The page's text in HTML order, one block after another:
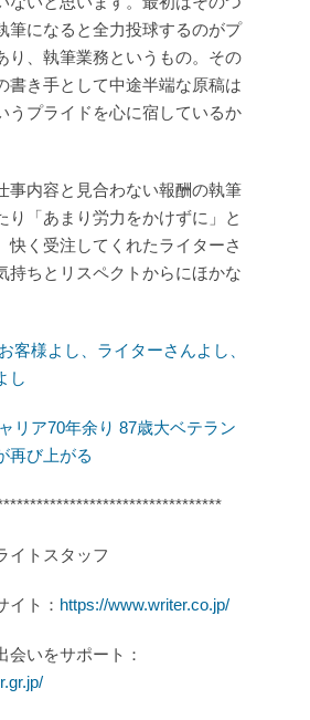
筆になると全力投球するのがプ
り、執筆業務というもの。その
書き手として中途半端な原稿は
うプライドを心に宿しているか
事内容と見合わない報酬の執筆
り「あまり労力をかけずに」と
快く受注してくれたライターさ
持ちとリスペクトからにほかな
お客様よし、ライターさんよし、
し
リア70年余り 87歳大ベテラン
再び上がる
イトスタッフ
ト： https://www.writer.co.jp/
いをサポート：